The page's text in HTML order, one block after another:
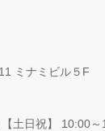
ミナミビル５F
土日祝】 10:00